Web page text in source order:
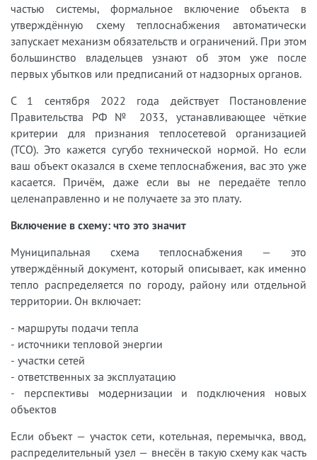
частью системы, формальное включение объекта в
утверждённую схему теплоснабжения автоматически
запускает механизм обязательств и ограничений. При этом
большинство владельцев узнают об этом уже после
первых убытков или предписаний от надзорных органов.
С 1 сентября 2022 года действует Постановление
Правительства РФ № 2033, устанавливающее чёткие
критерии для признания теплосетевой организацией
(ТСО). Это кажется сугубо технической нормой. Но если
ваш объект оказался в схеме теплоснабжения, вас это уже
касается. Причём, даже если вы не передаёте тепло
целенаправленно и не получаете за это плату.
Включение в схему: что это значит
Муниципальная схема теплоснабжения — это
утверждённый документ, который описывает, как именно
тепло распределяется по городу, району или отдельной
территории. Он включает:
- маршруты подачи тепла
- источники тепловой энергии
- участки сетей
- ответственных за эксплуатацию
- перспективы модернизации и подключения новых
объектов
Если объект — участок сети, котельная, перемычка, ввод,
распределительный узел — внесён в такую схему как часть